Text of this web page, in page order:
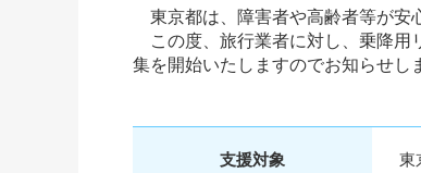
東京都は、障害者や高齢者等が安
この度、旅行業者に対し、乗降用
集を開始いたしますのでお知らせし
支援対象 東